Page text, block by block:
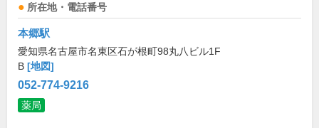
所在地・電話番号
本郷駅
愛知県名古屋市名東区石が根町98丸八ビル1F
B [地図]
052-774-9216
薬局